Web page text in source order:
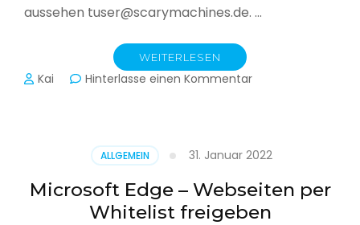
aussehen tuser@scarymachines.de. …
WEITERLESEN
Kai Hinterlasse einen Kommentarzu
(UPN)
im
Active
Directory
ALLGEMEIN 31. Januar 2022
Microsoft Edge – Webseiten per
Whitelist freigeben